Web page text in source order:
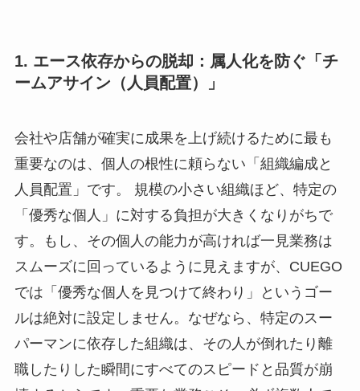
1. エース依存からの脱却：属人化を防ぐ「チ
ームアサイン（人員配置）」
会社や店舗が確実に成果を上げ続けるために最も
重要なのは、個人の根性に頼らない「組織編成と
人員配置」です。 規模の小さい組織ほど、特定の
「優秀な個人」に対する負担が大きくなりがちで
す。もし、その個人の能力が高ければ一見業務は
スムーズに回っているように見えますが、CUEGO
では「優秀な個人を見つけて終わり」というゴー
ルは絶対に設定しません。なぜなら、特定のスー
パーマンに依存した組織は、その人が倒れたり離
職したりした瞬間にすべてのスピードと品質が崩